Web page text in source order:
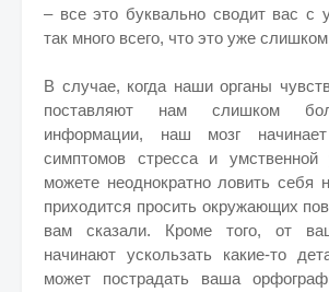
– все это буквально сводит вас с
так много всего, что это уже
В случае, когда наши органы
поставляют нам слишком
информации, наш мозг
симптомов стресса и умственной
можете неоднократно ловить себя
приходится просить окружающих
вам сказали. Кроме того, от
начинают ускользать какие-то
может пострадать ваша